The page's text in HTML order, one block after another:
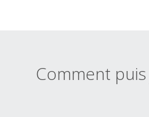
Comment